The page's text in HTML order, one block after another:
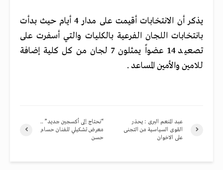
يذكر أن الانتخابات أقيمت على مدار 4 أيام حيث بدأت
بانتخابات اللجان الفرعية بالكليات والتي أسفرت على
تصعيد 14 عضواً يمثلون 7 لجان من كل كلية إضافة
للامين والأمين المساعد .
“نحتاج إلى أكسجين جديد” ..
معرض تشكيلي للفنان حسام
حسن
عبد المنعم البرى : يحذر
القوى السياسية من التجنى
على الاخوان